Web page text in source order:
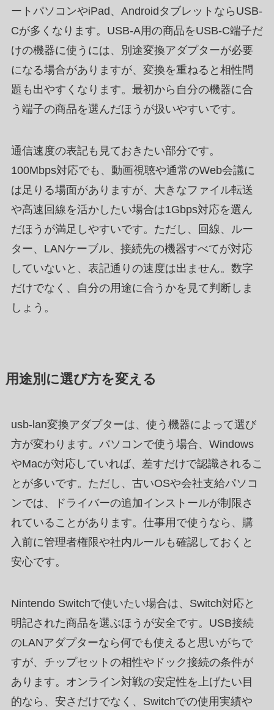
ートパソコンやiPad、AndroidタブレットならUSB-
Cが多くなります。USB-A用の商品をUSB-C端子だ
けの機器に使うには、別途変換アダプターが必要
になる場合がありますが、変換を重ねると相性問
題も出やすくなります。最初から自分の機器に合
う端子の商品を選んだほうが扱いやすいです。
通信速度の表記も見ておきたい部分です。
100Mbps対応でも、動画視聴や通常のWeb会議に
は足りる場面がありますが、大きなファイル転送
や高速回線を活かしたい場合は1Gbps対応を選ん
だほうが満足しやすいです。ただし、回線、ルー
ター、LANケーブル、接続先の機器すべてが対応
していないと、表記通りの速度は出ません。数字
だけでなく、自分の用途に合うかを見て判断しま
しょう。
用途別に選び方を変える
usb-lan変換アダプターは、使う機器によって選び
方が変わります。パソコンで使う場合、Windows
やMacが対応していれば、差すだけで認識されるこ
とが多いです。ただし、古いOSや会社支給パソコ
ンでは、ドライバーの追加インストールが制限さ
れていることがあります。仕事用で使うなら、購
入前に管理者権限や社内ルールも確認しておくと
安心です。
Nintendo Switchで使いたい場合は、Switch対応と
明記された商品を選ぶほうが安全です。USB接続
のLANアダプターなら何でも使えると思いがちで
すが、チップセットの相性やドック接続の条件が
あります。オンライン対戦の安定性を上げたい目
的なら、安さだけでなく、Switchでの使用実績や